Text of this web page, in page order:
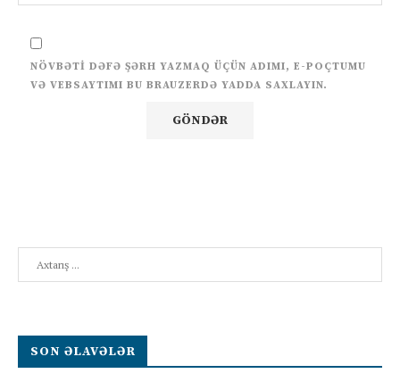
NÖVBƏTI DƏFƏ ŞƏRH YAZMAQ ÜÇÜN ADIMI, E-POÇTUMU
VƏ VEBSAYTIMI BU BRAUZERDƏ YADDA SAXLAYIN.
SON ƏLAVƏLƏR